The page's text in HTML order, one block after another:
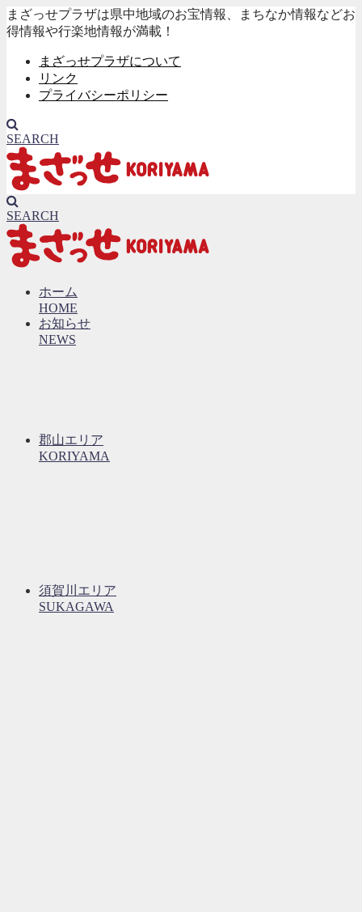
まざっせプラザは県中地域のお宝情報、まちなか情報などお
得情報や行楽地情報が満載！
まざっせプラザについて
リンク
プライバシーポリシー
SEARCH
SEARCH
ホーム
HOME
お知らせ
NEWS
郡山エリア
KORIYAMA
須賀川エリア
SUKAGAWA